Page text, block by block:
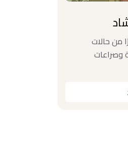
من حالات
وصراعات